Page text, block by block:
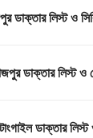
ডাক্তার লিস্ট ও
ডাক্তার লিস্ট
ডাক্তার লিস্ট